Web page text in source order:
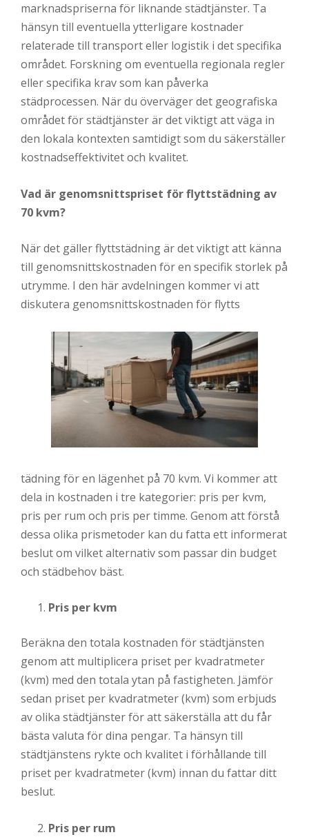
marknadspriserna för liknande städtjänster. Ta
hänsyn till eventuella ytterligare kostnader
relaterade till transport eller logistik i det specifika
området. Forskning om eventuella regionala regler
eller specifika krav som kan påverka
städprocessen. När du överväger det geografiska
området för städtjänster är det viktigt att väga in
den lokala kontexten samtidigt som du säkerställer
kostnadseffektivitet och kvalitet.
Vad är genomsnittspriset för flyttstädning av
70 kvm?
När det gäller flyttstädning är det viktigt att känna
till genomsnittskostnaden för en specifik storlek på
utrymme. I den här avdelningen kommer vi att
diskutera genomsnittskostnaden för flytts
tädning för en lägenhet på 70 kvm. Vi kommer att
dela in kostnaden i tre kategorier: pris per kvm,
pris per rum och pris per timme. Genom att förstå
dessa olika prismetoder kan du fatta ett informerat
beslut om vilket alternativ som passar din budget
och städbehov bäst.
Pris per kvm
Beräkna den totala kostnaden för städtjänsten
genom att multiplicera priset per kvadratmeter
(kvm) med den totala ytan på fastigheten. Jämför
sedan priset per kvadratmeter (kvm) som erbjuds
av olika städtjänster för att säkerställa att du får
bästa valuta för dina pengar. Ta hänsyn till
städtjänstens rykte och kvalitet i förhållande till
priset per kvadratmeter (kvm) innan du fattar ditt
beslut.
Pris per rum